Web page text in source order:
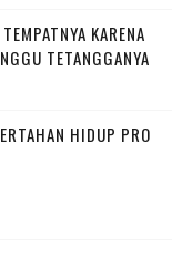
KARENA
TETANGGANYA
HIDUP PRO